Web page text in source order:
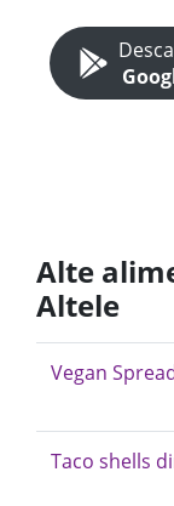
Alte
Altele
Vegan
Taco shells